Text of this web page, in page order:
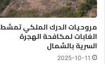
ا
ل
ا
ش
ت
ر
مروحيات الدرك الملكي تمشط
الغابات لمكافحة الهجرة
السرية بالشمال
2025-10-11